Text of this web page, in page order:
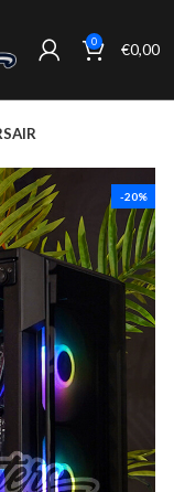
0 €0,00
-20%